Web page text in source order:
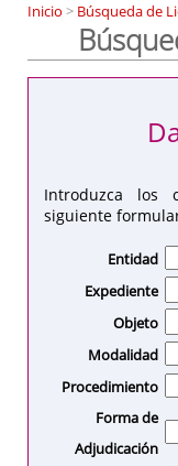
Inicio > Búsqueda de
Introduzca los
siguiente
Entidad
Expediente
Objeto
Modalidad
Procedimiento
Forma de
Adjudicación